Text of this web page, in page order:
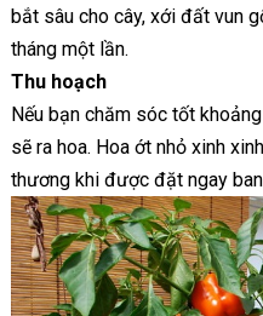
bắt sâu cho cây, xới đất vun
tháng một lần.
Thu hoạch
Nếu bạn chăm sóc tốt
sẽ ra hoa. Hoa ớt nhỏ xinh
thương khi được đặt ngay